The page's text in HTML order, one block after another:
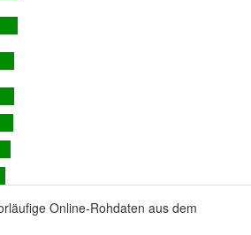
Online-Rohdaten aus dem